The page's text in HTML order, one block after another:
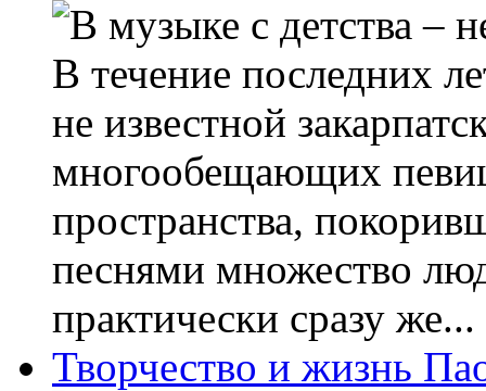
В течение последних
не известной
многообещающих певиц
пространства,
песнями множество
практически сразу же...
Творчество и жизнь